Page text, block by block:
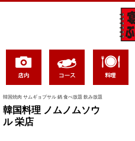
韓国焼肉 サムギョプサル 鍋 食べ放題 飲み放題
韓国料理 ノムノムソウ
ル 栄店